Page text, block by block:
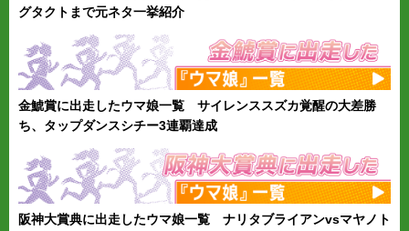
グタクトまで元ネタ一挙紹介
金鯱賞に出走したウマ娘一覧 サイレンススズカ覚醒の大差勝
ち、タップダンスシチー3連覇達成
阪神大賞典に出走したウマ娘一覧 ナリタブライアンvsマヤノト